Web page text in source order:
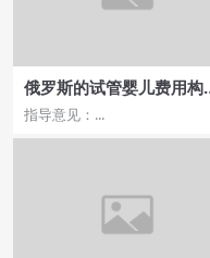
俄罗斯的试管婴儿费用构
成，选择哪个城市更具优势
指导意见：...